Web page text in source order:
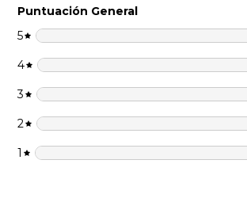
Puntuación General
5
4
3
2
1